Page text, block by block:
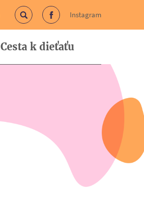
VyhľadávanieFacebook
Instagram
Cesta k dieťaťu